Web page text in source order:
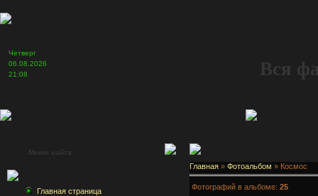
Четверг
06.08.2026
21:08
Вся
Меню сайта
Главная страница
Главная » Фотоальбом » Космос
Фотографий в альбоме: 25